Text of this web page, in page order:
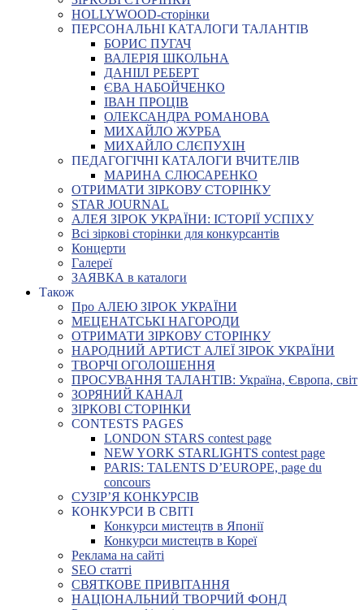
HOLLYWOOD-сторінки
ПЕРСОНАЛЬНІ КАТАЛОГИ ТАЛАНТІВ
БОРИС ПУГАЧ
ВАЛЕРІЯ ШКОЛЬНА
ДАНІІЛ РЕБЕРТ
ЄВА НАБОЙЧЕНКО
ІВАН ПРОЦІВ
ОЛЕКСАНДРА РОМАНОВА
МИХАЙЛО ЖУРБА
МИХАЙЛО СЛЄПУХІН
ПЕДАГОГІЧНІ КАТАЛОГИ ВЧИТЕЛІВ
МАРИНА СЛЮСАРЕНКО
ОТРИМАТИ ЗІРКОВУ СТОРІНКУ
STAR JOURNAL
АЛЕЯ ЗІРОК УКРАЇНИ: ІСТОРІЇ УСПІХУ
Всі зіркові сторінки для конкурсантів
Концерти
Галереї
ЗАЯВКА в каталоги
Також
Про АЛЕЮ ЗІРОК УКРАЇНИ
МЕЦЕНАТСЬКІ НАГОРОДИ
ОТРИМАТИ ЗІРКОВУ СТОРІНКУ
НАРОДНИЙ АРТИСТ АЛЕЇ ЗІРОК УКРАЇНИ
ТВОРЧІ ОГОЛОШЕННЯ
ПРОСУВАННЯ ТАЛАНТІВ: Україна, Європа, світ
ЗОРЯНИЙ КАНАЛ
ЗІРКОВІ СТОРІНКИ
CONTESTS PAGES
LONDON STARS contest page
NEW YORK STARLIGHTS contest page
PARIS: TALENTS D’EUROPE, page du
concours
СУЗІР’Я КОНКУРСІВ
КОНКУРСИ В СВІТІ
Конкурси мистецтв в Японії
Конкурси мистецтв в Кореї
Реклама на сайті
SEO статті
СВЯТКОВЕ ПРИВІТАННЯ
НАЦІОНАЛЬНИЙ ТВОРЧИЙ ФОНД